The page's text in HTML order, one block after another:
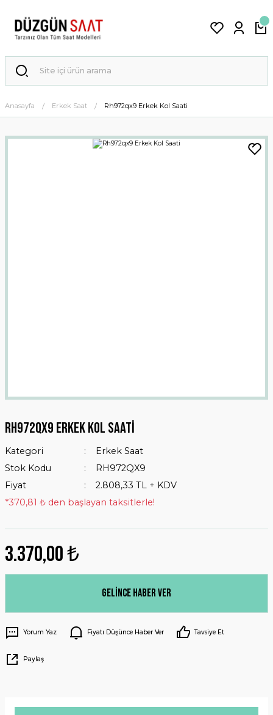
Anasayfa Erkek Saat Rh972qx9 Erkek Kol Saati
Rh972qx9 Erkek Kol Saati
Kategori
Erkek Saat
Stok Kodu
RH972QX9
Fiyat
2.808,33 TL + KDV
*370,81 ₺ den başlayan taksitlerle!
3.370,00 ₺
Gelince Haber Ver
Yorum Yaz Fiyatı Düşünce Haber Ver Tavsiye Et
Paylaş